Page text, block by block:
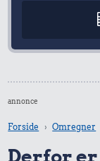
annonce
Forside Omregner